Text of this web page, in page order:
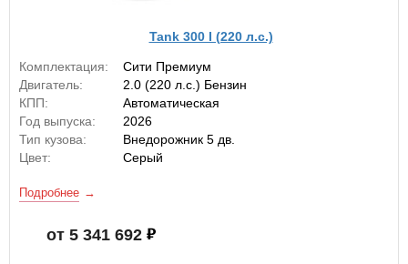
Tank 300 I (220 л.с.)
Комплектация:
Сити Премиум
Двигатель:
2.0 (220 л.с.) Бензин
КПП:
Автоматическая
Год выпуска:
2026
Тип кузова:
Внедорожник 5 дв.
Цвет:
Серый
Подробнее
от 5 341 692